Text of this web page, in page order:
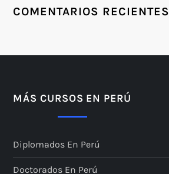
COMENTARIOS RECIENTES
MÁS CURSOS EN PERÚ
Diplomados En Perú
Doctorados En Perú